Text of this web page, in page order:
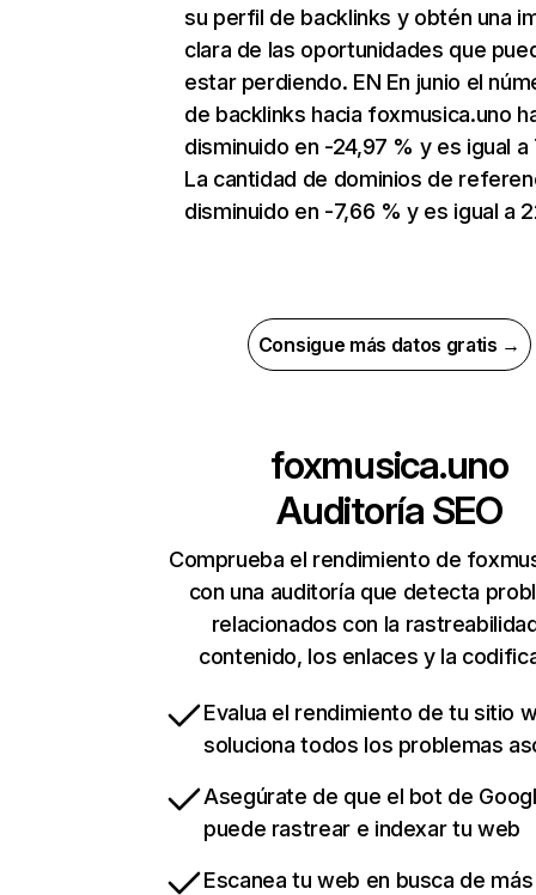
su perfil de backlinks y obtén una
clara de las oportunidades que
estar perdiendo. EN En junio el
de backlinks hacia foxmusica.uno
disminuido en -24,97 % y es igual
La cantidad de dominios de
disminuido en -7,66 % y es igual a
Consigue más datos gratis →
foxmusica.uno
Auditoría SEO
Comprueba el rendimiento de
con una auditoría que detecta
relacionados con la
contenido, los enlaces y la
Evalua el rendimiento de tu sitio
soluciona todos los problemas
Asegúrate de que el bot de
puede rastrear e indexar tu web
Escanea tu web en busca de